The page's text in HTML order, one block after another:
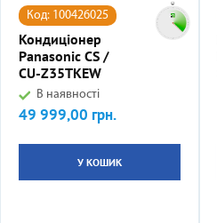
Код: 100426025
Кондиціонер
Panasonic CS /
CU-Z35TKEW
В наявності
Ціна
49 999,00 грн.
У КОШИК